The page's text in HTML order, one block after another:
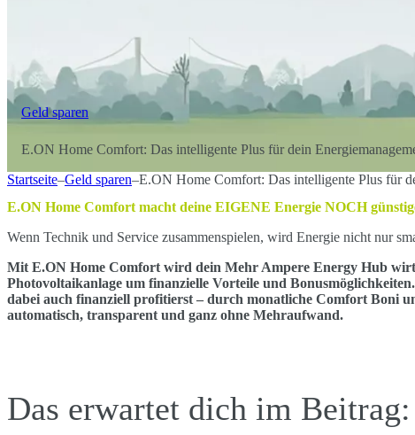
Geld sparen
E.ON Home Comfort: Das intelligente Plus für dein
Startseite–Geld sparen–E.ON Home Comfort: Das intelligente Plus für
E.ON Home Comfort macht deine EIGENE Energie NOCH
Wenn Technik und Service zusammenspielen, wird Energie nicht nur
Mit E.ON Home Comfort wird dein Mehr Ampere Energy Hub
Photovoltaikanlage um finanzielle Vorteile und
dabei auch finanziell profitierst – durch monatliche Comfort Boni
automatisch, transparent und ganz ohne Mehraufwand.
Das erwartet dich im Beitrag: